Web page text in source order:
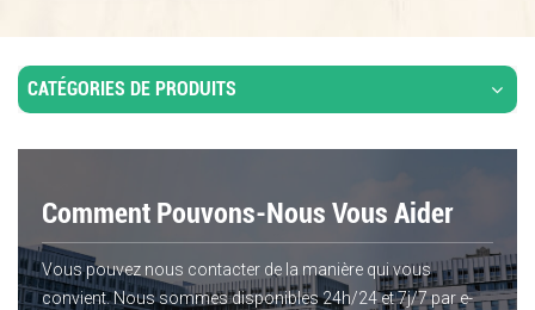
CATÉGORIES DE PRODUITS
Comment Pouvons-Nous Vous Aider
Vous pouvez nous contacter de la manière qui vous
convient. Nous sommes disponibles 24h/24 et 7j/7 par e-